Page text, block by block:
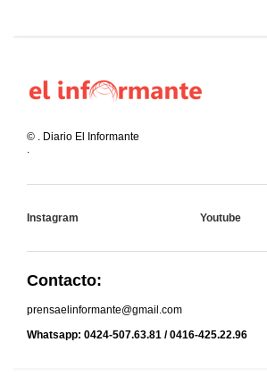
© . Diario El Informante
.
Instagram Youtube
Contacto:
prensaelinformante@gmail.com
Whatsapp: 0424-507.63.81 / 0416-425.22.96